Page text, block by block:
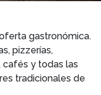
gastronómica.
pizzerías,
cafés y todas las
tradicionales de